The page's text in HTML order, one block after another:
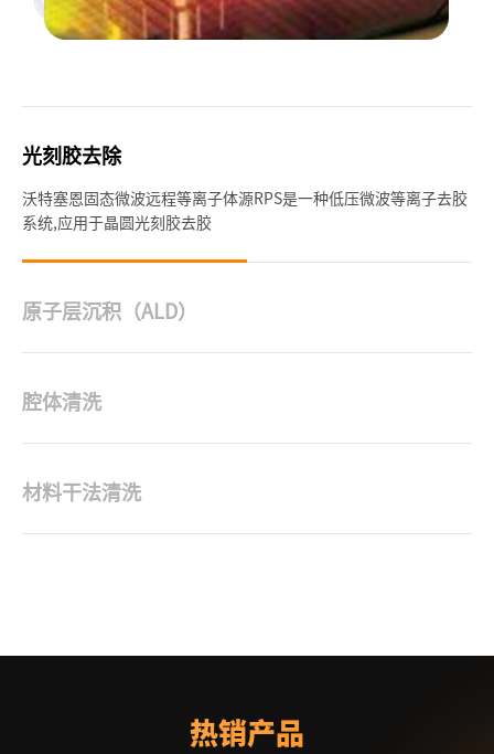
光刻胶去除
沃特塞恩固态微波远程等离子体源RPS是一种低压微波等离子去胶
系统,应用于晶圆光刻胶去胶
原子层沉积（ALD）
腔体清洗
材料干法清洗
热销产品